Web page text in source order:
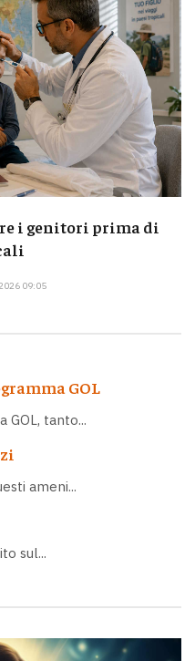
i genitori prima di
09:05
GOL
GOL, tanto...
ameni...
sul...